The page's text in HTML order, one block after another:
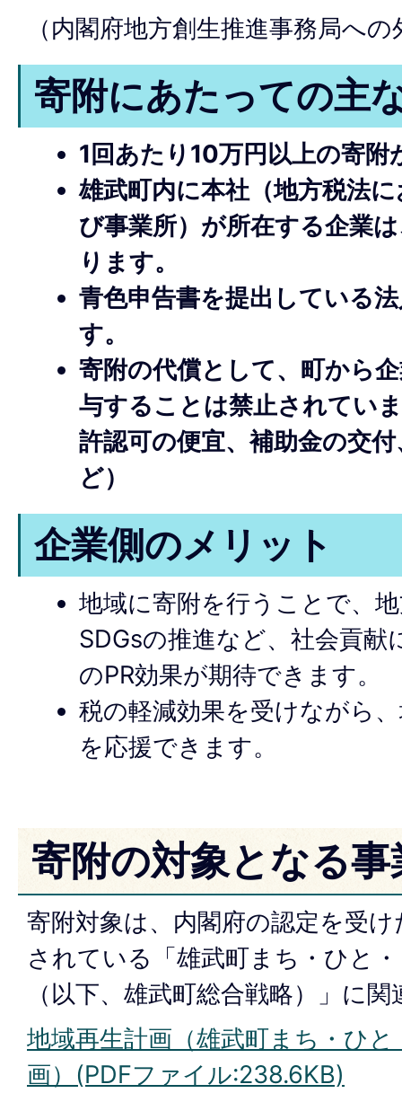
（内閣府地方創生推進事務局へ
寄附にあたっての主
1回あたり10万円以上の寄
雄武町内に本社（地方税法
び事業所）が所在する企業
ります。
青色申告書を提出している
す。
寄附の代償として、町から
与することは禁止されてい
許認可の便宜、補助金の交
ど）
企業側のメリット
地域に寄附を行うことで、
SDGsの推進など、社会貢献
のPR効果が期待できます。
税の軽減効果を受けながら
を応援できます。
寄附の対象となる事
寄附対象は、内閣府の認定を受
されている「雄武町まち・ひと
（以下、雄武町総合戦略）」に
地域再生計画（雄武町まち・ひ
画）(PDFファイル:238.6KB)